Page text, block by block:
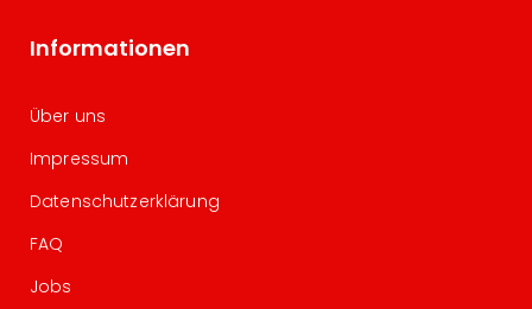
Informationen
Über uns
Impressum
Datenschutzerklärung
FAQ
Jobs